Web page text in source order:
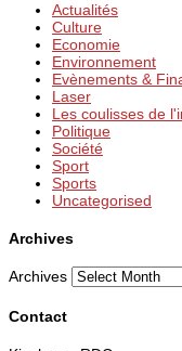
Actualités
Culture
Economie
Environnement
Evènements &
Laser
Les coulisses de
Politique
Société
Sport
Sports
Uncategorised
Archives
Archives
Contact